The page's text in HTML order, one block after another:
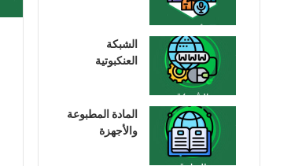
الشبكة
العنكبوتية
المادة المطبوعة
والأجهزة